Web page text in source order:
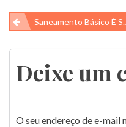
Navegação
de
Post
Saneamento Básico É Saúde
Deixe um
O seu endereço de e-mail